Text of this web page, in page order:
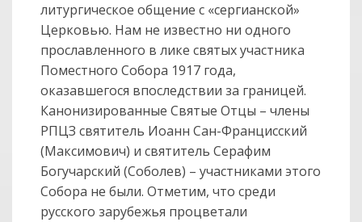
литургическое общение с «сергианской»
Церковью. Нам не известно ни одного
прославленного в лике святых участника
Поместного Собора 1917 года,
оказавшегося впоследствии за границей.
Канонизированные Святые Отцы – члены
РПЦЗ святитель Иоанн Сан-Францисский
(Максимович) и святитель Серафим
Богучарский (Соболев) – участниками этого
Собора не были. Отметим, что среди
русского зарубежья процветали